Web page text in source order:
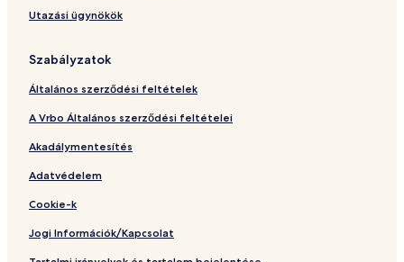
t
Utazási ügynökök
Szabályzatok
Általános szerződési feltételek
A Vrbo Általános szerződési feltételei
Akadálymentesítés
Adatvédelem
Cookie-k
Jogi Információk/Kapcsolat